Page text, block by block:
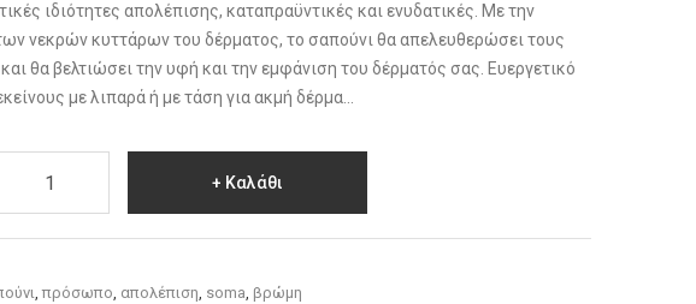
ιδιότητες απολέπισης, καταπραϋντικές και ενυδατικές. Με την
νεκρών κυττάρων του δέρματος, το σαπούνι θα απελευθερώσει τους
θα βελτιώσει την υφή και την εμφάνιση του δέρματός σας. Ευεργετικό
με λιπαρά ή με τάση για ακμή δέρμα...
Καλάθι
,πρόσωπο, απολέπιση, soma, βρώμη